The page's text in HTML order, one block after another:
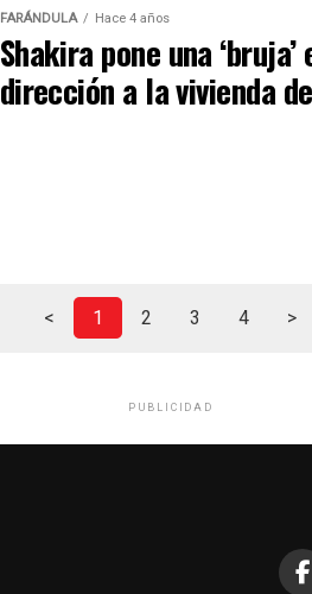
FARÁNDULA Hace 4 años
Shakira pone una
dirección a la vivienda
< 1 2 3 4 >
PUBLICIDAD